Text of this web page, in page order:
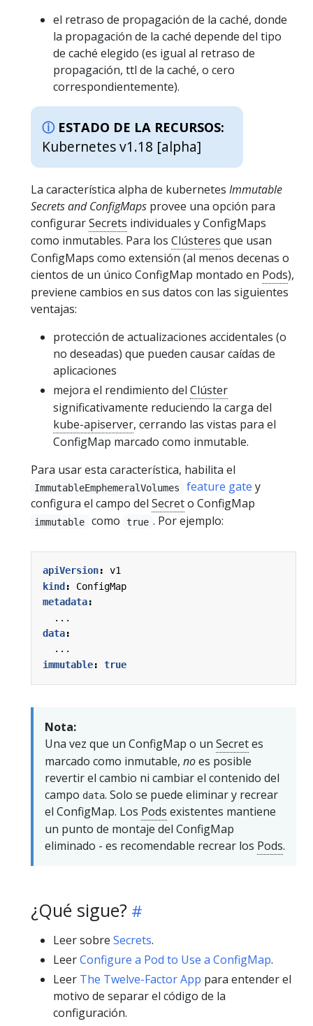
el retraso de propagación de la caché, donde
la propagación de la caché depende del tipo
de caché elegido (es igual al retraso de
propagación, ttl de la caché, o cero
correspondientemente).
ESTADO DE LA RECURSOS:
Kubernetes v1.18 [alpha]
La característica alpha de kubernetes Immutable
Secrets and ConfigMaps provee una opción para
configurarSecrets individuales y ConfigMaps
como inmutables. Para los Clústeres que usan
ConfigMaps como extensión (al menos decenas o
cientos de un único ConfigMap montado en Pods),
previene cambios en sus datos con las siguientes
ventajas:
protección de actualizaciones accidentales (o
no deseadas) que pueden causar caídas de
aplicaciones
mejora el rendimiento del Clúster
significativamente reduciendo la carga del
kube-apiserver, cerrando las vistas para el
ConfigMap marcado como inmutable.
Para usar esta característica, habilita el
ImmutableEmphemeralVolumes feature gate y
configura el campo del Secreto ConfigMap
immutable como true . Por ejemplo:
apiVersion:
v1
kind :
ConfigMap
metadata:
...
data:
...
immutable: true
Nota:
Una vez que un ConfigMap o un Secretes
marcado como inmutable, noes posible
revertir el cambio ni cambiar el contenido del
campo data. Solo se puede eliminar y recrear
el ConfigMap. Los Pods existentes mantiene
un punto de montaje del ConfigMap
eliminado - es recomendable recrear los Pods.
¿Qué sigue?
Leer sobre Secrets.
LeerConfigure a Pod to Use a ConfigMap.
Leer The Twelve-Factor App para entender el
motivo de separar el código de la
configuración.